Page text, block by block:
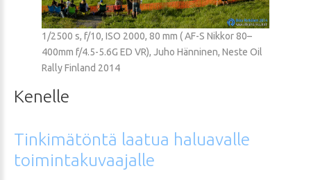
1/2500 s, f/10, ISO 2000, 80 mm ( AF-S Nikkor 80–
400mm f/4.5-5.6G ED VR), Juho Hänninen, Neste Oil
Rally Finland 2014
Kenelle
Tinkimätöntä laatua haluavalle
toimintakuvaajalle